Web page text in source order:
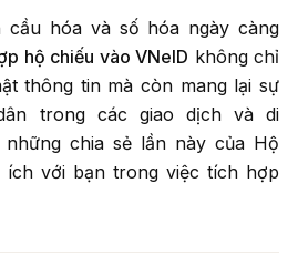
cầu hóa và số hóa ngày càng
hộ chiếu vào VNeID không chỉ
thông tin mà còn mang lại sự
trong các giao dịch và di
chia sẻ lần này của Hộ
ích với bạn trong việc tích hợp